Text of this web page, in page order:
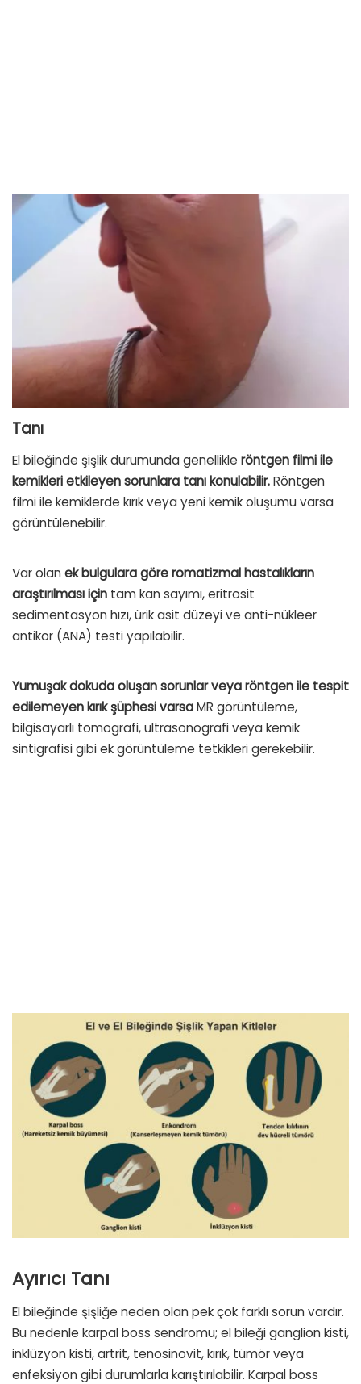
Tanı
El bileğinde şişlik durumunda genellikle röntgen filmi ile
kemikleri etkileyen sorunlara tanı konulabilir.Röntgen
filmi ile kemiklerde kırık veya yeni kemik oluşumu varsa
görüntülenebilir.
Var olan ek bulgulara göre romatizmal hastalıkların
araştırılması için tam kan sayımı, eritrosit
sedimentasyon hızı, ürik asit düzeyi ve anti-nükleer
antikor (ANA) testi yapılabilir.
Yumuşak dokuda oluşan sorunlar veya röntgen ile tespit
edilemeyen kırık şüphesi varsaMR görüntüleme,
bilgisayarlı tomografi, ultrasonografi veya kemik
sintigrafisi gibi ek görüntüleme tetkikleri gerekebilir.
Ayırıcı Tanı
El bileğinde şişliğe neden olan pek çok farklı sorun vardır.
Bu nedenle karpal boss sendromu; el bileği ganglion kisti,
inklüzyon kisti, artrit, tenosinovit, kırık, tümör veya
enfeksiyon gibi durumlarla karıştırılabilir. Karpal boss